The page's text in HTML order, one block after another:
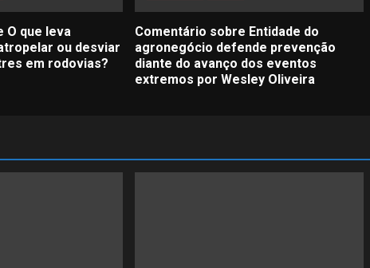
O que leva
ou desviar
em rodovias?
Comentário sobre Entidade do
agronegócio defende prevenção
diante do avanço dos eventos
extremos por Wesley Oliveira